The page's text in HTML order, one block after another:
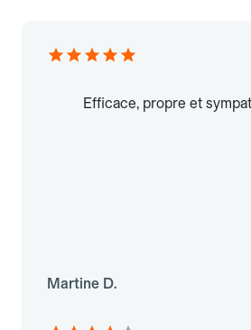
Efficace, propre et
Martine D.